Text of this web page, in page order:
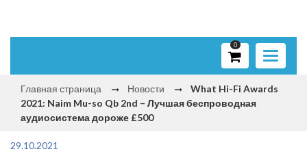
Toggle
0
Главная страница Новости
What Hi-Fi Awards
2021: Naim Mu-so Qb 2nd – Лучшая беспроводная
аудиосистема дороже £500
29.10.2021